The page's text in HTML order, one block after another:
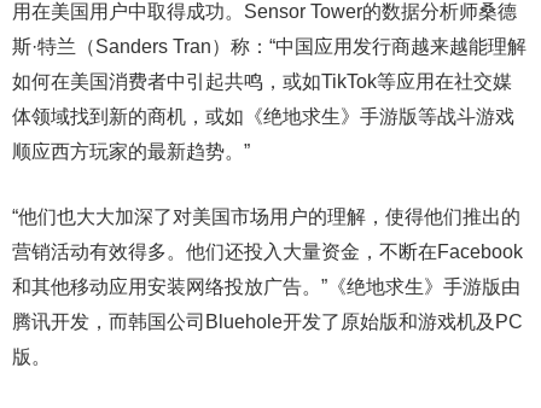
用在美国用户中取得成功。Sensor Tower的数据分析师桑德
斯·特兰（Sanders Tran）称：“中国应用发行商越来越能理解
如何在美国消费者中引起共鸣，或如TikTok等应用在社交媒
体领域找到新的商机，或如《绝地求生》手游版等战斗游戏
顺应西方玩家的最新趋势。”
“他们也大大加深了对美国市场用户的理解，使得他们推出的
营销活动有效得多。他们还投入大量资金，不断在Facebook
和其他移动应用安装网络投放广告。”《绝地求生》手游版由
腾讯开发，而韩国公司Bluehole开发了原始版和游戏机及PC
版。